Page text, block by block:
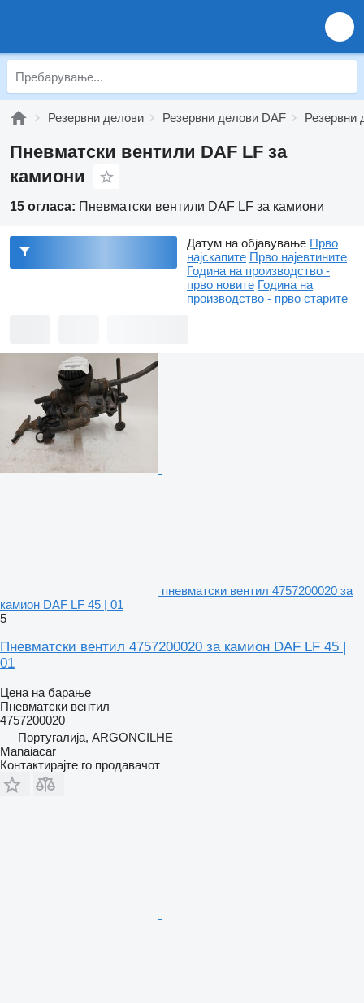
Резервни делови Резервни делови DAF Резервни
Пневматски вентили DAF LF за
камиони
15 огласа: Пневматски вентили DAF LF за камиони
Датум на објавување Прво
најскапите Прво најевтините
Година на производство -
прво новите Година на
производство - прво старите
пневматски вентил 4757200020 за
камион DAF LF 45 | 01
5
Пневматски вентил 4757200020 за камион DAF LF 45 |
01
Цена на барање
Пневматски вентил
4757200020
Португалија, ARGONCILHE
Manaiacar
Контактирајте го продавачот